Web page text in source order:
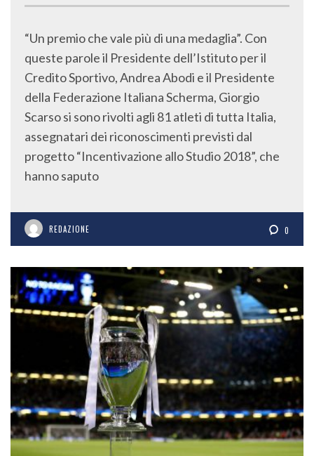
“Un premio che vale più di una medaglia”. Con
queste parole il Presidente dell’Istituto per il
Credito Sportivo, Andrea Abodi e il Presidente
della Federazione Italiana Scherma, Giorgio
Scarso si sono rivolti agli 81 atleti di tutta Italia,
assegnatari dei riconoscimenti previsti dal
progetto “Incentivazione allo Studio 2018”, che
hanno saputo
REDAZIONE 0